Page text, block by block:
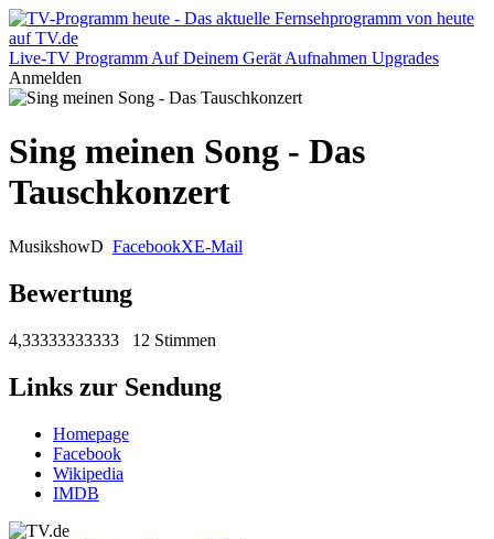
Live-TV Programm Auf Deinem Gerät Aufnahmen Upgrades
Anmelden
Sing meinen Song - Das
Tauschkonzert
MusikshowD FacebookXE-Mail
Bewertung
4,33333333333 12 Stimmen
Links zur Sendung
Homepage
Facebook
Wikipedia
IMDB